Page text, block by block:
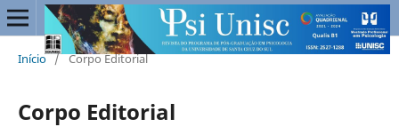
Início / Corpo Editorial
Corpo Editorial